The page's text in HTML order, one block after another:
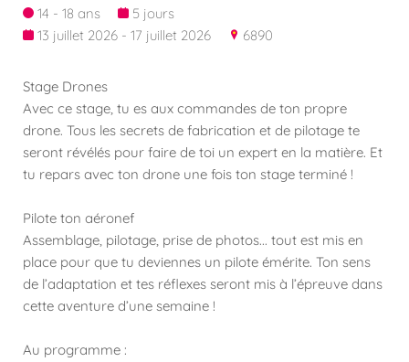
14 - 18 ans
5 jours
13 juillet 2026 - 17 juillet 2026
6890
Stage Drones
Avec ce stage, tu es aux commandes de ton propre
drone. Tous les secrets de fabrication et de pilotage te
seront révélés pour faire de toi un expert en la matière. Et
tu repars avec ton drone une fois ton stage terminé !
Pilote ton aéronef
Assemblage, pilotage, prise de photos... tout est mis en
place pour que tu deviennes un pilote émérite. Ton sens
de l’adaptation et tes réflexes seront mis à l’épreuve dans
cette aventure d’une semaine !
Au programme :